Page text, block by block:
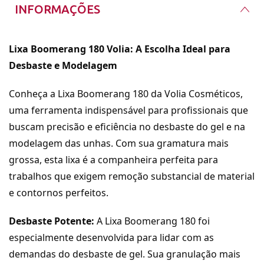
INFORMAÇÕES
Lixa Boomerang 180 Volia: A Escolha Ideal para
Desbaste e Modelagem
Conheça a Lixa Boomerang 180 da Volia Cosméticos,
uma ferramenta indispensável para profissionais que
buscam precisão e eficiência no desbaste do gel e na
modelagem das unhas. Com sua gramatura mais
grossa, esta lixa é a companheira perfeita para
trabalhos que exigem remoção substancial de material
e contornos perfeitos.
Desbaste Potente: A Lixa Boomerang 180 foi
especialmente desenvolvida para lidar com as
demandas do desbaste de gel. Sua granulação mais